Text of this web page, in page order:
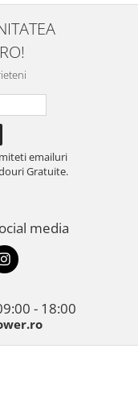
fără scurgeri. O
aproape zilnic la
și sunt foarte
emailuri
Gratuite.
media
- 18:00